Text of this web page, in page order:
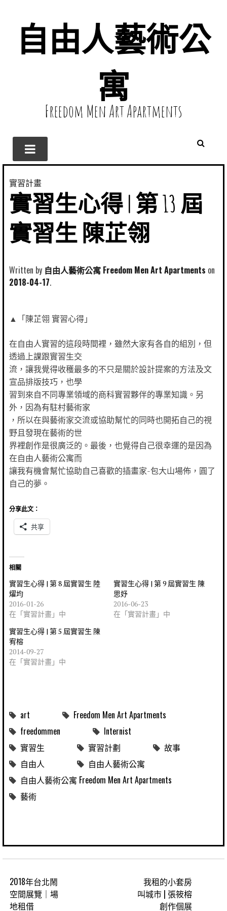
自由人藝術公
寓
Freedom Men Art Apartments
實習計畫
實習生心得 | 第 13 屆
實習生 陳芷翎
Written by 自由人藝術公寓 Freedom Men Art Apartments
2018-04-17
▲「陳芷翎 實習心得」
在自由人實習的這段時間裡，雖然大家有各自的組別，但
透過上課跟實習生交
流，讓我覺得收穫最多的不只是關於設計提案的方法及文
宣品排版技巧，也學
習到來自不同專業領域的商科實習夥伴的專業知識。另
外，因為有駐村藝術家
，所以在與藝術家交流或協助幫忙的同時也開拓自己的視
野且發現在藝術的世
界裡創作是很廣泛的。最後，也覺得自己很幸運的是因為
在自由人藝術公寓而
讓我有機會幫忙協助自己喜歡的插畫家-包大山場佈，圓了
自己的夢。
分享此文：
共享
相關
實習生心得 | 第 8 屆實習生 陸
燿均
2016-01-26
在「實習計畫」中
實習生心得 | 第 9 屆實習生 陳
思妤
2016-06-23
在「實習計畫」中
實習生心得 | 第 5 屆實習生 陳
宥榕
2014-09-27
在「實習計畫」中
art
Freedom Men Art Apartments
freedommen
Internist
實習生
實習計劃
故事
自由人
自由人藝術公寓
自由人藝術公寓 Freedom Men Art Apartments
藝術
2018年台北鬧
空間展覽｜場
地租借
我租的小套房
叫城市 | 張筱榕
創作個展